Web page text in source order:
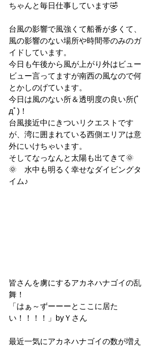
ちゃんと毎日仕事しています🤣
台風の影響で風強くて船番が多くて、
風の影響のない場所や時間帯のみのガ
イドしています。
今日も午後から風が上がり外はビュー
ビュー言ってますが南西の風なので何
とかしのげています。
今日は風のない所＆透明度の良い所(ﾟ
дﾟ)！
台風接近中にきついリクエストです
が、湾に囲まれている西側エリアは意
外にいけちゃいます。
そしてなっなんと太陽も出てきて🌞
🌞　水中も明るく幸せなダイビングタ
イム♪
皆さんを虜にするアカネハナゴイの乱
舞！
「はぁ～ずーーーとここに居た
い！！！！」byＹさん
最近一気にアカネハナゴイの数が増え